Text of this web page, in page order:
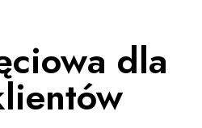
dla